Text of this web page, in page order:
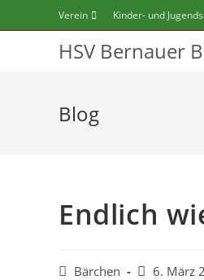
Verein Kinder- und
HSV Bernauer
Blog
Endlich
Bärchen 6. März